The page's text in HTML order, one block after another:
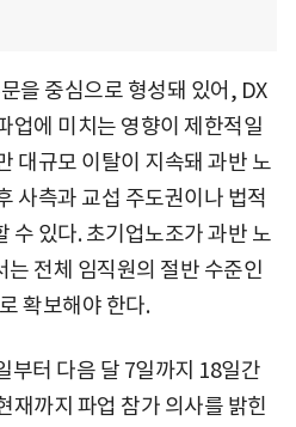
을 중심으로 형성돼 있어, DX
업에 미치는 영향이 제한적일
대규모 이탈이 지속돼 과반 노
사측과 교섭 주도권이나 법적
수 있다. 초기업노조가 과반 노
전체 임직원의 절반 수준인
확보해야 한다.
부터 다음 달 7일까지 18일간
재까지 파업 참가 의사를 밝힌